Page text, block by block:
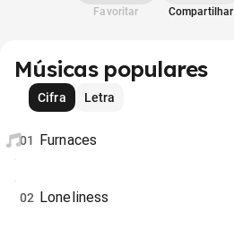
Favoritar Compartilhar
Músicas populares
Cifra
Letra
01 Furnaces
02 Loneliness